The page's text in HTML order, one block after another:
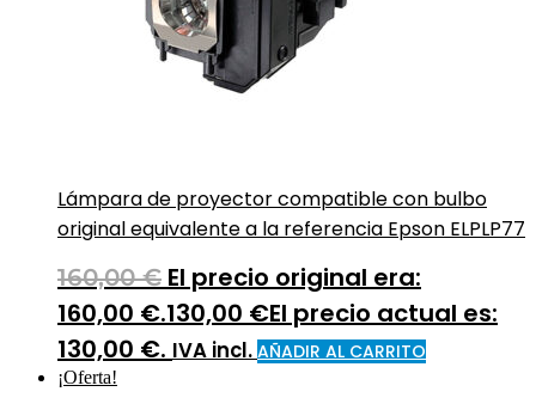
Lámpara de proyector compatible con bulbo
original equivalente a la referencia Epson ELPLP77
160,00€ El precio original era:
160,00 €.130,00 €El precio actual es:
130,00 €. IVA incl. AÑADIR AL CARRITO
¡Oferta!